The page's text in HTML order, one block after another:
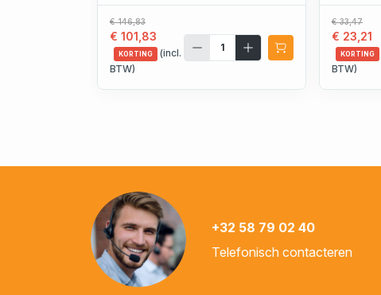
€ 146,83
€ 101,83
KORTING
(incl.
BTW)
€ 33,47
€ 23,21
KORTING
BTW)
+32 58 79 02 40
Telefonisch contacteren